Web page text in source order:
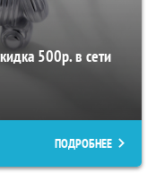
500р. в сети
ПОДРОБНЕЕ